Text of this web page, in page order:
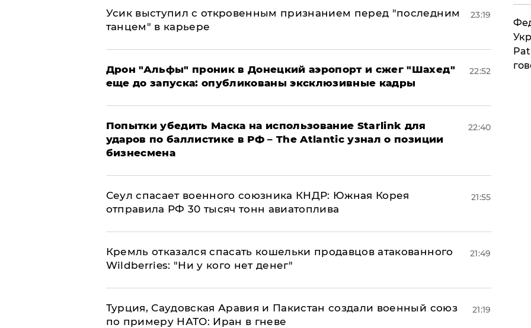
Усик выступил с откровенным признанием перед "последним
танцем" в карьере
23:19
Дрон "Альфы" проник в Донецкий аэропорт и сжег "Шахед"
еще до запуска: опубликованы эксклюзивные кадры
22:52
Попытки убедить Маска на использование Starlink для
ударов по баллистике в РФ – The Atlantic узнал о позиции
бизнесмена
22:40
​Сеул спасает военного союзника КНДР: Южная Корея
отправила РФ 30 тысяч тонн авиатоплива
21:55
Кремль отказался спасать кошельки продавцов атакованного
Wildberries: "Ни у кого нет денег"
21:49
Турция, Саудовская Аравия и Пакистан создали военный союз
по примеру НАТО: Иран в гневе
21:19